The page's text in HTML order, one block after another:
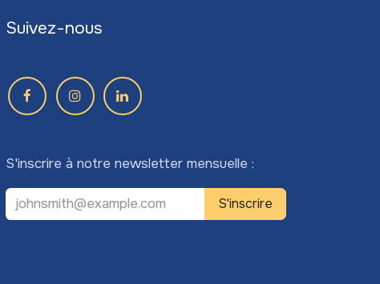
Suivez-nous
S'inscrire à notre newsletter mensuelle :
S'inscrire